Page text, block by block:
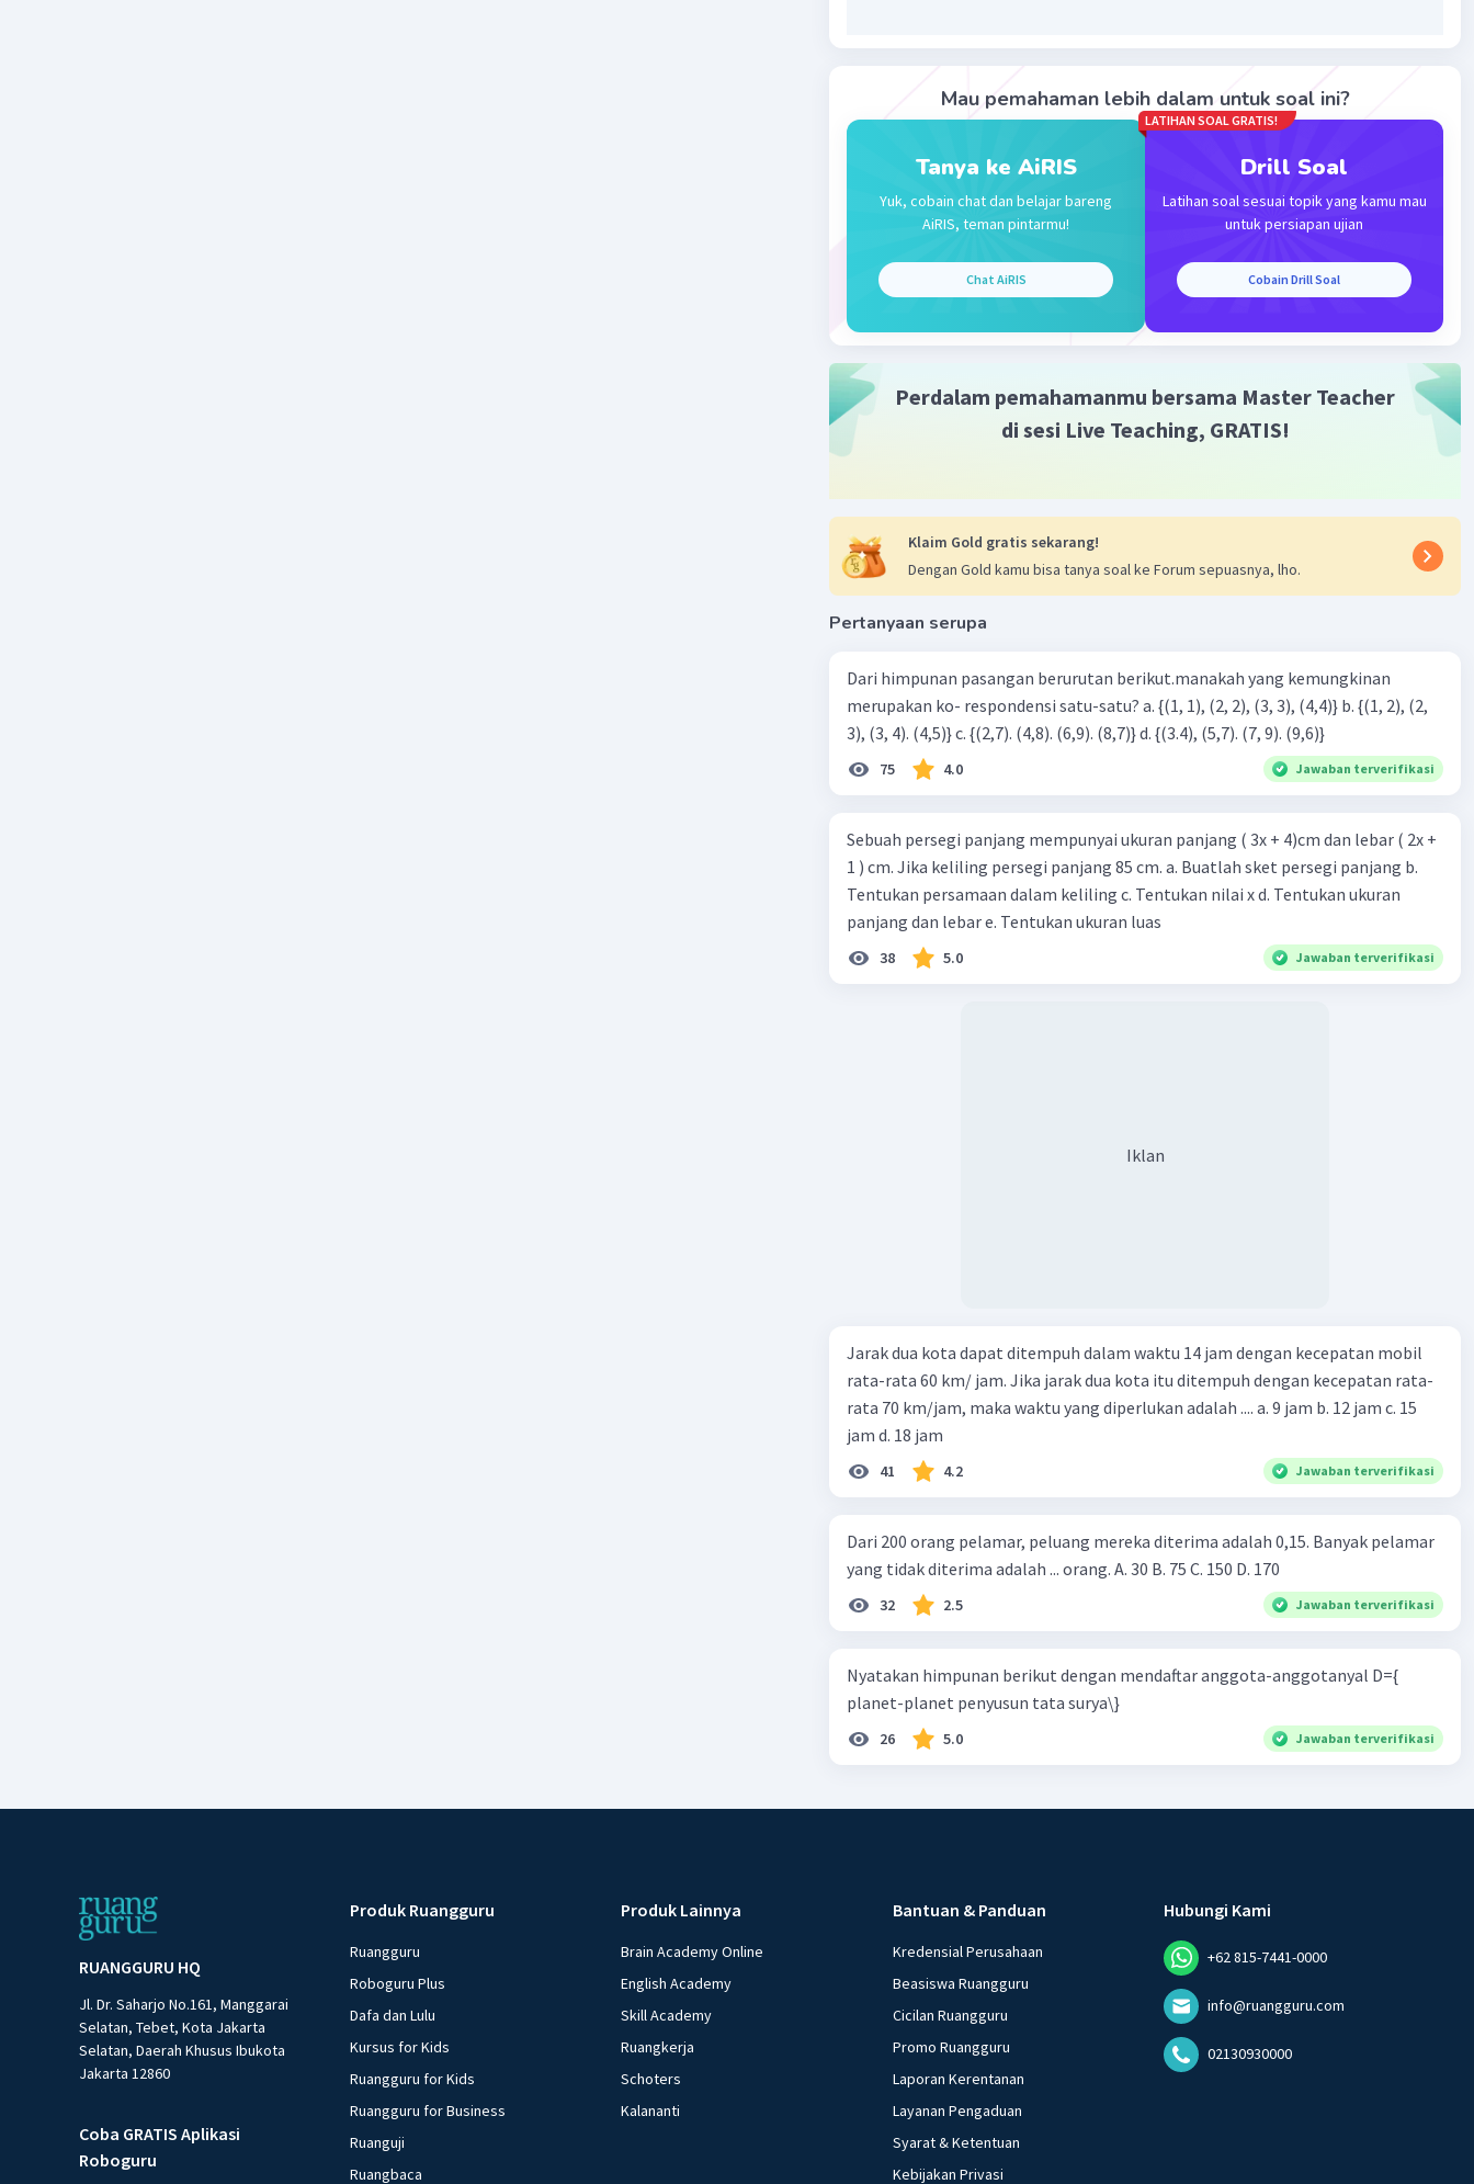
Iklan
Beri Rating·0.0(0) Balas
Mau pemahaman lebih dalam untuk soal ini?
Tanya ke AiRIS
Yuk, cobain chat dan belajar bareng
AiRIS, teman pintarmu!
Chat AiRIS
LATIHAN SOAL GRATIS!
Drill Soal
Latihan soal sesuai topik yang kamu mau
untuk persiapan ujian
Cobain Drill Soal
Perdalam pemahamanmu bersama Master Teacher
di sesi Live Teaching, GRATIS!
Klaim Gold gratis sekarang!
Dengan Gold kamu bisa tanya soal ke Forum sepuasnya, lho.
Pertanyaan serupa
Dari himpunan pasangan berurutan berikut.manakah yang kemungkinan
merupakan ko- respondensi satu-satu? a. {(1, 1), (2, 2), (3, 3), (4,4)} b. {(1, 2), (2,
3), (3, 4). (4,5)} c. {(2,7). (4,8). (6,9). (8,7)} d. {(3.4), (5,7). (7, 9). (9,6)}
75 4.0 Jawaban terverifikasi
Sebuah persegi panjang mempunyai ukuran panjang ( 3x + 4)cm dan lebar ( 2x +
1 ) cm. Jika keliling persegi panjang 85 cm. a. Buatlah sket persegi panjang b.
Tentukan persamaan dalam keliling c. Tentukan nilai x d. Tentukan ukuran
panjang dan lebar e. Tentukan ukuran luas
38 5.0 Jawaban terverifikasi
Iklan
Jarak dua kota dapat ditempuh dalam waktu 14 jam dengan kecepatan mobil
rata-rata 60 km/ jam. Jika jarak dua kota itu ditempuh dengan kecepatan rata-
rata 70 km/jam, maka waktu yang diperlukan adalah .... a. 9 jam b. 12 jam c. 15
jam d. 18 jam
41 4.2 Jawaban terverifikasi
Dari 200 orang pelamar, peluang mereka diterima adalah 0,15. Banyak pelamar
yang tidak diterima adalah ... orang. A. 30 B. 75 C. 150 D. 170
32 2.5 Jawaban terverifikasi
Nyatakan himpunan berikut dengan mendaftar anggota-anggotanyal D={
planet-planet penyusun tata surya\}
26 5.0 Jawaban terverifikasi
RUANGGURU HQ
Jl. Dr. Saharjo No.161, Manggarai
Selatan, Tebet, Kota Jakarta
Selatan, Daerah Khusus Ibukota
Jakarta 12860
Coba GRATIS Aplikasi
Roboguru
Produk Ruangguru
Ruangguru
Roboguru Plus
Dafa dan Lulu
Kursus for Kids
Ruangguru for Kids
Ruangguru for Business
Ruanguji
Ruangbaca
Produk Lainnya
Brain Academy Online
English Academy
Skill Academy
Ruangkerja
Schoters
Kalananti
Bantuan & Panduan
Kredensial Perusahaan
Beasiswa Ruangguru
Cicilan Ruangguru
Promo Ruangguru
Laporan Kerentanan
Layanan Pengaduan
Syarat & Ketentuan
Kebijakan Privasi
Hubungi Kami
+62 815-7441-0000
info@ruangguru.com
02130930000